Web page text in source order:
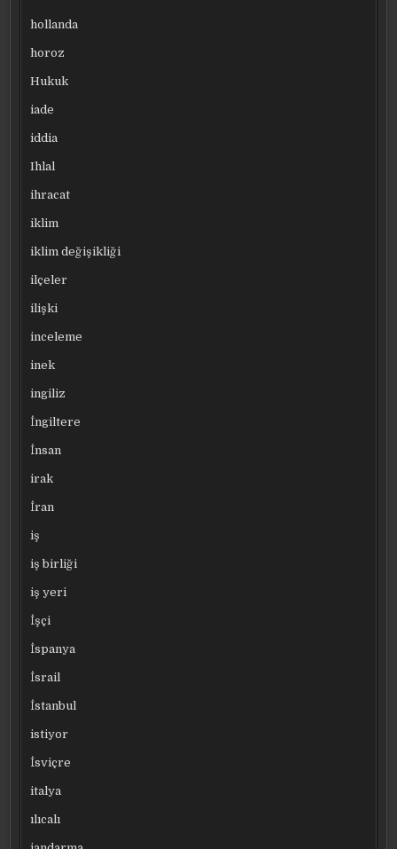
hollanda
horoz
Hukuk
iade
iddia
Ihlal
ihracat
iklim
iklim değişikliği
ilçeler
ilişki
inceleme
inek
ingiliz
İngiltere
İnsan
irak
İran
iş
iş birliği
iş yeri
İşçi
İspanya
İsrail
İstanbul
istiyor
İsviçre
italya
ılıcalı